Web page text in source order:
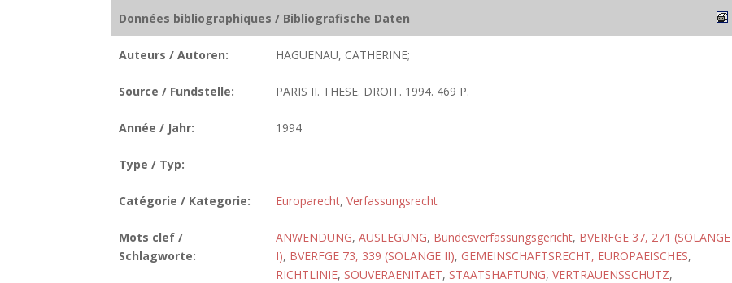
Données bibliographiques / Bibliografische Daten
Auteurs / Autoren: HAGUENAU, CATHERINE;
Source / Fundstelle: PARIS II. THESE. DROIT. 1994. 469 P.
Année / Jahr: 1994
Type / Typ:
Catégorie / Kategorie: Europarecht, Verfassungsrecht
Mots clef /
Schlagworte:
ANWENDUNG, AUSLEGUNG, Bundesverfassungsgericht, BVERFGE 37, 271 (SOLANGE
I), BVERFGE 73, 339 (SOLANGE II), GEMEINSCHAFTSRECHT, EUROPAEISCHES,
RICHTLINIE, SOUVERAENITAET, STAATSHAFTUNG, VERTRAUENSSCHUTZ,